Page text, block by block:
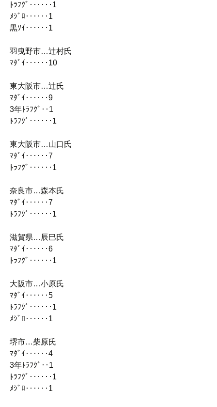
ﾄﾗﾌｸﾞ‥‥‥1
ﾒｼﾞﾛ‥‥‥1
黒ｿｲ‥‥‥1
羽曳野市…辻村氏
ﾏﾀﾞｲ‥‥‥10
東大阪市…辻氏
ﾏﾀﾞｲ‥‥‥9
3年ﾄﾗﾌｸﾞ‥1
ﾄﾗﾌｸﾞ‥‥‥1
東大阪市…山口氏
ﾏﾀﾞｲ‥‥‥7
ﾄﾗﾌｸﾞ‥‥‥1
奈良市…森本氏
ﾏﾀﾞｲ‥‥‥7
ﾄﾗﾌｸﾞ‥‥‥1
滋賀県…辰巳氏
ﾏﾀﾞｲ‥‥‥6
ﾄﾗﾌｸﾞ‥‥‥1
大阪市…小原氏
ﾏﾀﾞｲ‥‥‥5
ﾄﾗﾌｸﾞ‥‥‥1
ﾒｼﾞﾛ‥‥‥1
堺市…柴原氏
ﾏﾀﾞｲ‥‥‥4
3年ﾄﾗﾌｸﾞ‥1
ﾄﾗﾌｸﾞ‥‥‥1
ﾒｼﾞﾛ‥‥‥1